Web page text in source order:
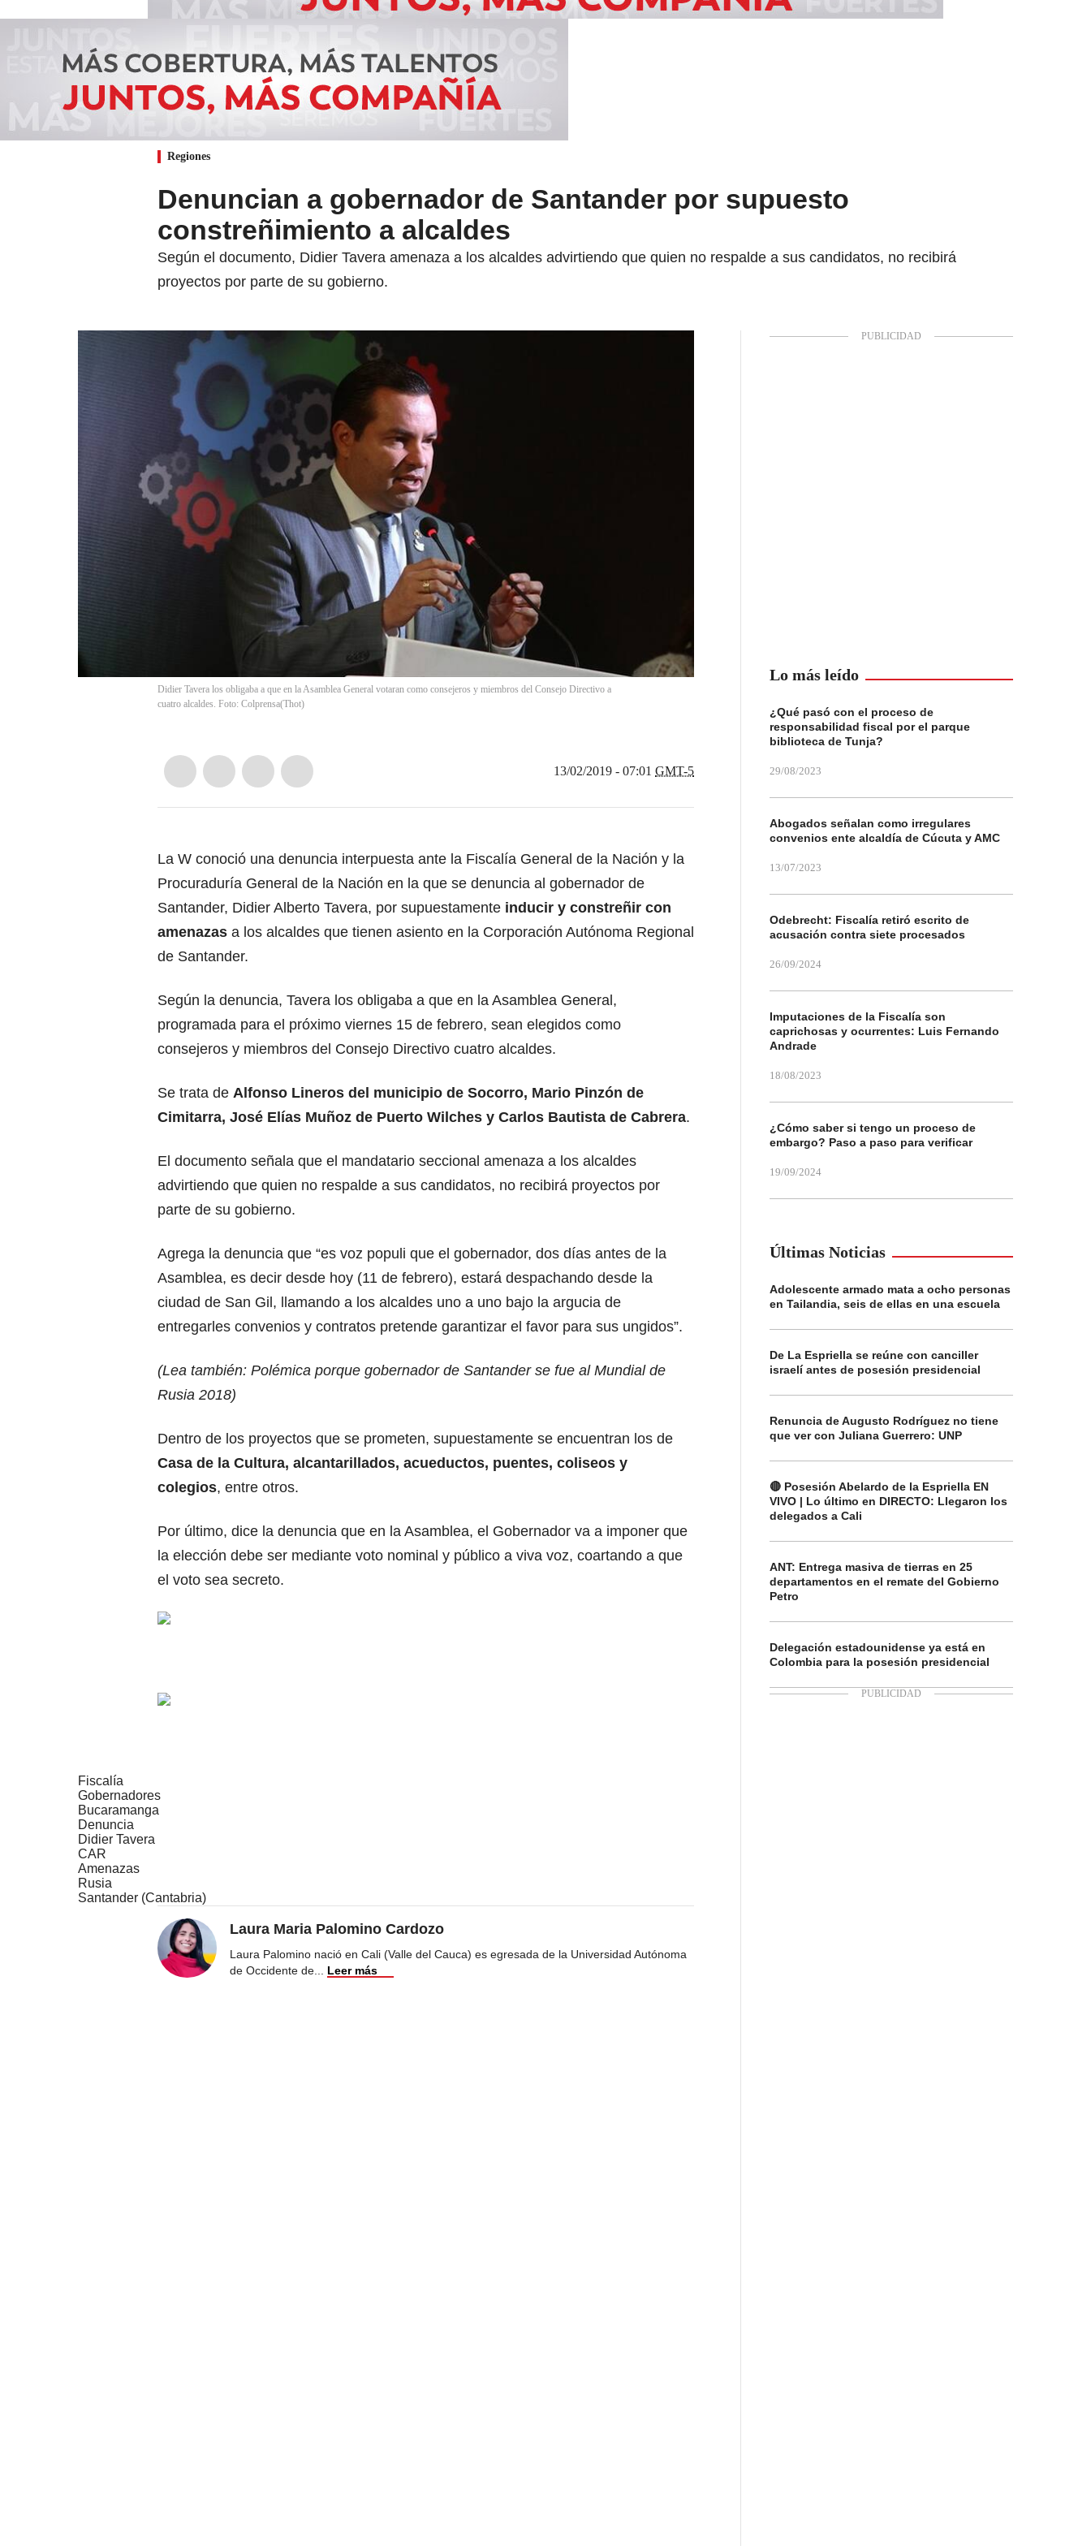
Regiones
Denuncian a gobernador de Santander por supuesto
constreñimiento a alcaldes
Según el documento, Didier Tavera amenaza a los alcaldes advirtiendo que quien no respalde a sus candidatos, no recibirá
proyectos por parte de su gobierno.
Didier Tavera los obligaba a que en la Asamblea General votaran como consejeros y miembros del Consejo Directivo a
cuatro alcaldes. Foto: Colprensa(Thot)
13/02/2019 - 07:01 GMT-5
La W conoció una denuncia interpuesta ante la Fiscalía General de la Nación y la
Procuraduría General de la Nación en la que se denuncia al gobernador de
Santander, Didier Alberto Tavera, por supuestamente inducir y constreñir con
amenazas a los alcaldes que tienen asiento en la Corporación Autónoma Regional
de Santander.
Según la denuncia, Tavera los obligaba a que en la Asamblea General,
programada para el próximo viernes 15 de febrero, sean elegidos como
consejeros y miembros del Consejo Directivo cuatro alcaldes.
Se trata de Alfonso Lineros del municipio de Socorro, Mario Pinzón de
Cimitarra, José Elías Muñoz de Puerto Wilches y Carlos Bautista de Cabrera.
El documento señala que el mandatario seccional amenaza a los alcaldes
advirtiendo que quien no respalde a sus candidatos, no recibirá proyectos por
parte de su gobierno.
Agrega la denuncia que “es voz populi que el gobernador, dos días antes de la
Asamblea, es decir desde hoy (11 de febrero), estará despachando desde la
ciudad de San Gil, llamando a los alcaldes uno a uno bajo la argucia de
entregarles convenios y contratos pretende garantizar el favor para sus ungidos”.
(Lea también: Polémica porque gobernador de Santander se fue al Mundial de
Rusia 2018)
Dentro de los proyectos que se prometen, supuestamente se encuentran los de
Casa de la Cultura, alcantarillados, acueductos, puentes, coliseos y
colegios, entre otros.
Por último, dice la denuncia que en la Asamblea, el Gobernador va a imponer que
la elección debe ser mediante voto nominal y público a viva voz, coartando a que
el voto sea secreto.
Fiscalía
Gobernadores
Bucaramanga
Denuncia
Didier Tavera
CAR
Amenazas
Rusia
Santander (Cantabria)
Laura Maria Palomino Cardozo
Laura Palomino nació en Cali (Valle del Cauca) es egresada de la Universidad Autónoma
de Occidente de
Leer más
Lo más leído
¿Qué pasó con el proceso de
responsabilidad fiscal por el parque
biblioteca de Tunja?
29/08/2023
Abogados señalan como irregulares
convenios ente alcaldía de Cúcuta y AMC
13/07/2023
Odebrecht: Fiscalía retiró escrito de
acusación contra siete procesados
26/09/2024
Imputaciones de la Fiscalía son
caprichosas y ocurrentes: Luis Fernando
Andrade
18/08/2023
¿Cómo saber si tengo un proceso de
embargo? Paso a paso para verificar
19/09/2024
Últimas Noticias
Adolescente armado mata a ocho personas
en Tailandia, seis de ellas en una escuela
De La Espriella se reúne con canciller
israelí antes de posesión presidencial
Renuncia de Augusto Rodríguez no tiene
que ver con Juliana Guerrero: UNP
🔴 Posesión Abelardo de la Espriella EN
VIVO | Lo último en DIRECTO: Llegaron los
delegados a Cali
ANT: Entrega masiva de tierras en 25
departamentos en el remate del Gobierno
Petro
Delegación estadounidense ya está en
Colombia para la posesión presidencial